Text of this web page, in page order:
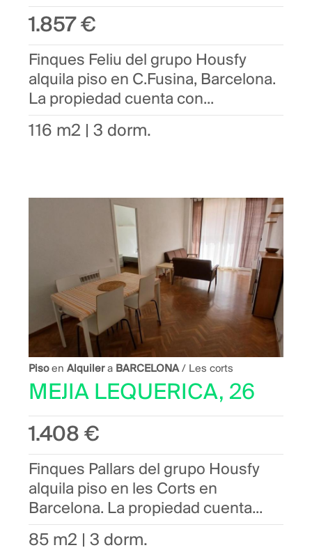
1.857 €
Finques Feliu del grupo Housfy
alquila piso en C.Fusina, Barcelona.
La propiedad cuenta con...
116 m2 | 3 dorm.
PisoenAlquilera BARCELONA/ Les corts
MEJIA LEQUERICA, 26
1.408 €
Finques Pallars del grupo Housfy
alquila piso en les Corts en
Barcelona. La propiedad cuenta...
85 m2 | 3 dorm.